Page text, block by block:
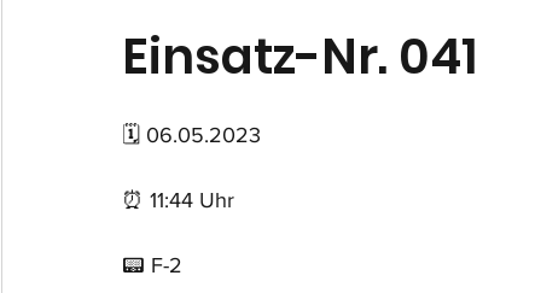
Einsatz-Nr. 041
🗓 06.05.2023
⏰ 11:44 Uhr
📟 F-2